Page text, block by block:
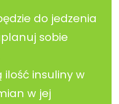
do jedzenia
sobie
insuliny w
w jej